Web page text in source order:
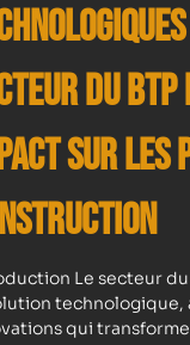
du
sur les
Le secteur du
technologique,
qui